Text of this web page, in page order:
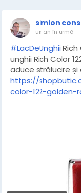
simion
un an în urmă
#LacDeUnghii Rich
unghii Rich Color
aduce strălucire și
https://
color-122-golden-